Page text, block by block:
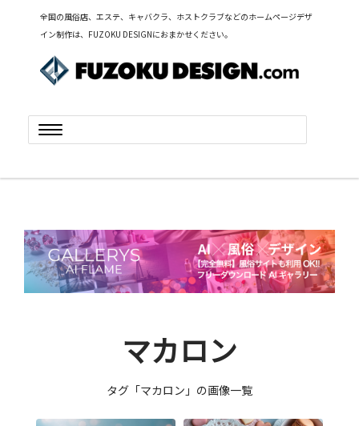
全国の風俗店、エステ、キャバクラ、ホストクラブなどのホームページデザ
イン制作は、FUZOKU DESIGNにおまかせください。
Toggle
navigation
マカロン
タグ「マカロン」の画像一覧